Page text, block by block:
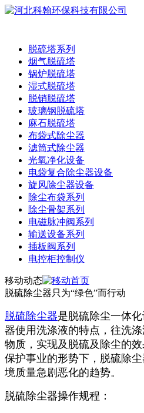
脱硫塔系列
烟气脱硫塔
锅炉脱硫塔
湿式脱硫塔
脱销脱硫塔
玻璃钢脱硫塔
麻石脱硫塔
布袋式除尘器
滤筒式除尘器
光氧净化设备
电袋复合除尘器设备
旋风除尘器设备
除尘布袋系列
除尘骨架系列
电磁脉冲阀系列
输送设备系列
插板阀系列
电控柜控制仪
移动动态
脱硫除尘器只为“绿色”而行动
脱硫除尘器是脱硫除尘一体
器使用洗涤液的特点，往洗
物质，实现及脱硫及除尘的
保护事业的形势下，脱硫除
境质量急剧恶化的趋势。
脱硫除尘器操作规程：